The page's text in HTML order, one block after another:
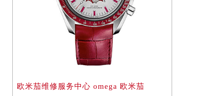
欧米茄维修服务中心 omega 欧米茄